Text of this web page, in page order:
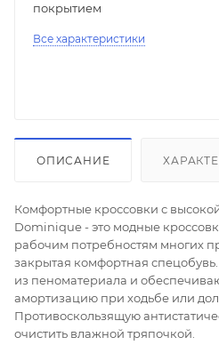
покрытием
Все характеристики
ОПИСАНИЕ
Комфортные кроссовки с
Dominique - это модные
рабочим потребностям многих
закрытая комфортная
из пеноматериала и
амортизацию при ходьбе или
Противоскользящую
очистить влажной тряпочкой.